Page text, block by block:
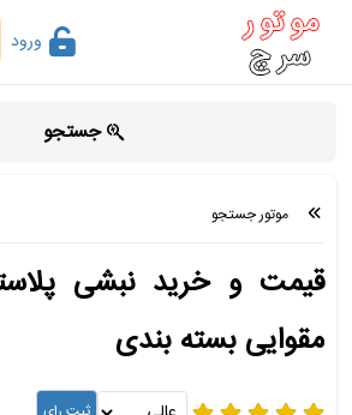
ورود
جستجو
موتور جستجو
قیمت و خرید نبشی
مقوایی بسته بندی